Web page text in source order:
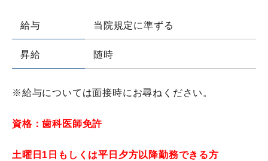
給与 当院規定に準ずる
昇給 随時
※給与については面接時にお尋ねください。
資格：歯科医師免許
土曜日1日もしくは平日夕方以降勤務できる方